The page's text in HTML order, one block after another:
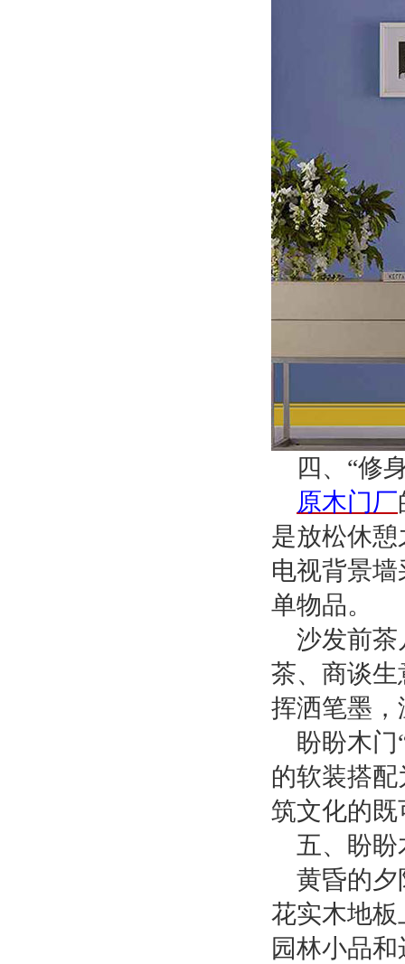
四、 “修
原木门厂
是放松休
电视背景
单物品。
沙发前茶
茶、商谈
挥洒笔墨
盼盼木门
的软装搭
筑文化的
五、盼
黄昏的夕
花实木地板
园林小品